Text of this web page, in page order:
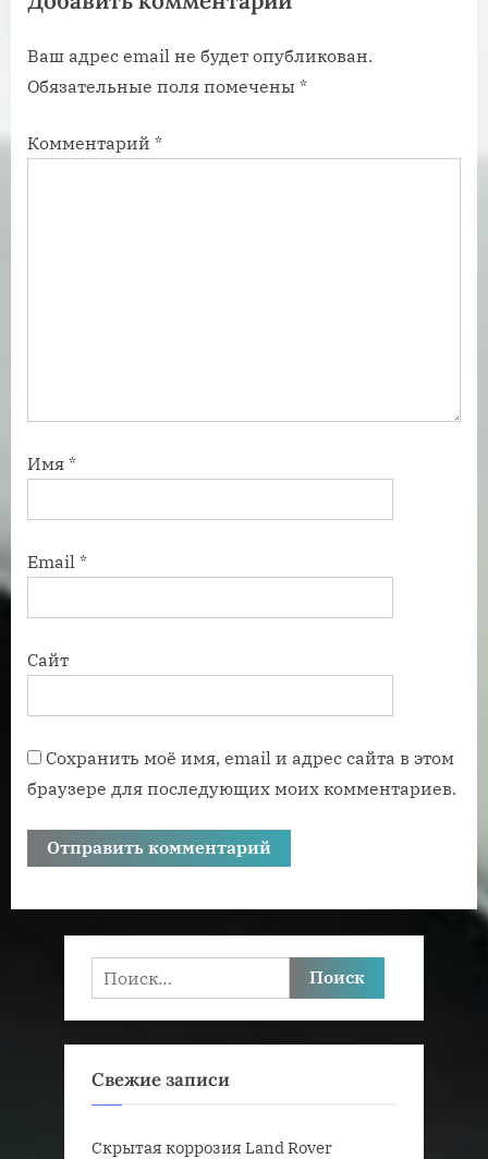
п
и
ь
п
и
ь
Ваш адрес email не будет опубликован.
Обязательные поля помечены *
Комментарий *
Имя *
Email *
Сайт
Сохранить моё имя, email и адрес сайта в этом
браузере для последующих моих комментариев.
Найти:
Свежие записи
Скрытая коррозия Land Rover